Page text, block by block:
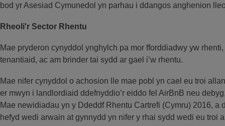
bod yr Asesiad Cymunedol yn parhau i ddangos anghenion
Rheoli'r Sector Rhentu
Mae pryderon cynyddol ynghylch pa mor fforddiadwy yw
tenantiaid, ac am brinder tai sydd ar gael i’w rhentu.
Mae nifer cynyddol o achosion lle mae pobl yn cael eu troi
er mwyn i landlordiaid ddefnyddio’r eiddo fel AirBnB neu
Mae newidiadau yn y Ddeddf Rhentu Cartrefi (Cymru) 2016, a
hefyd wedi arwain at gynnydd yn nifer y rhai sydd wedi eu troi